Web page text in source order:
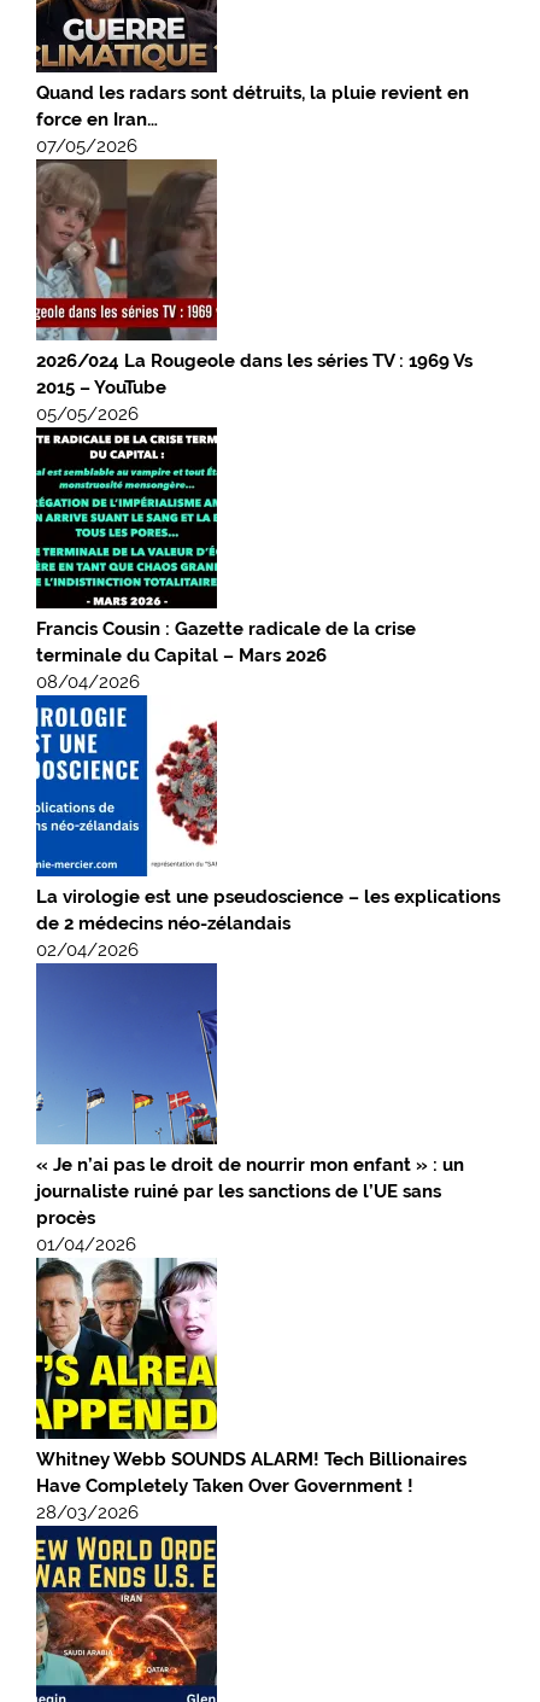
Quand les radars sont détruits, la pluie revient en
force en Iran…
07/05/2026
2026/024 La Rougeole dans les séries TV : 1969 Vs
2015 – YouTube
05/05/2026
Francis Cousin : Gazette radicale de la crise
terminale du Capital – Mars 2026
08/04/2026
La virologie est une pseudoscience – les explications
de 2 médecins néo-zélandais
02/04/2026
« Je n’ai pas le droit de nourrir mon enfant » : un
journaliste ruiné par les sanctions de l’UE sans
procès
01/04/2026
Whitney Webb SOUNDS ALARM! Tech Billionaires
Have Completely Taken Over Government !
28/03/2026